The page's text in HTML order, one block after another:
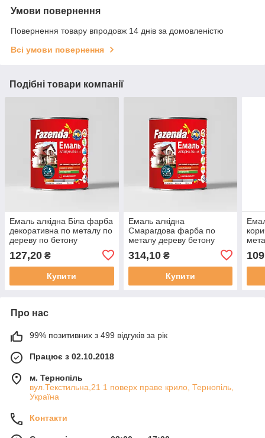
Умови повернення
Повернення товару впродовж 14 днів за домовленістю
Всі умови повернення
Подібні товари компанії
Емаль алкідна Біла фарба
декоративна по металу по
дереву по бетону
115 F [0.9 кг]
127,20 ₴
Купити
Емаль алкідна
Смарагдова фарба по
металу дереву бетону
115 F [2.8 кг]
314,10₴
Купити
115
Про нас
99% позитивних з 499 відгуків за рік
Працює з 02.10.2018
м. Тернопіль
вул.Текстильна,21 1 поверх праве крило, Тернопіль,
Україна
Контакти